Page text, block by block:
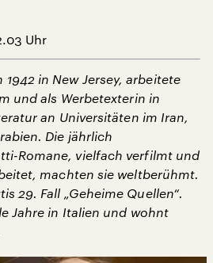
Uhr
1942 in New Jersey, arbeitete
und als Werbetexterin in
an Universitäten im Iran,
Die jährlich
Romane, vielfach verfilmt und
machten sie weltberühmt.
29. Fall „Geheime Quellen“.
Jahre in Italien und wohnt